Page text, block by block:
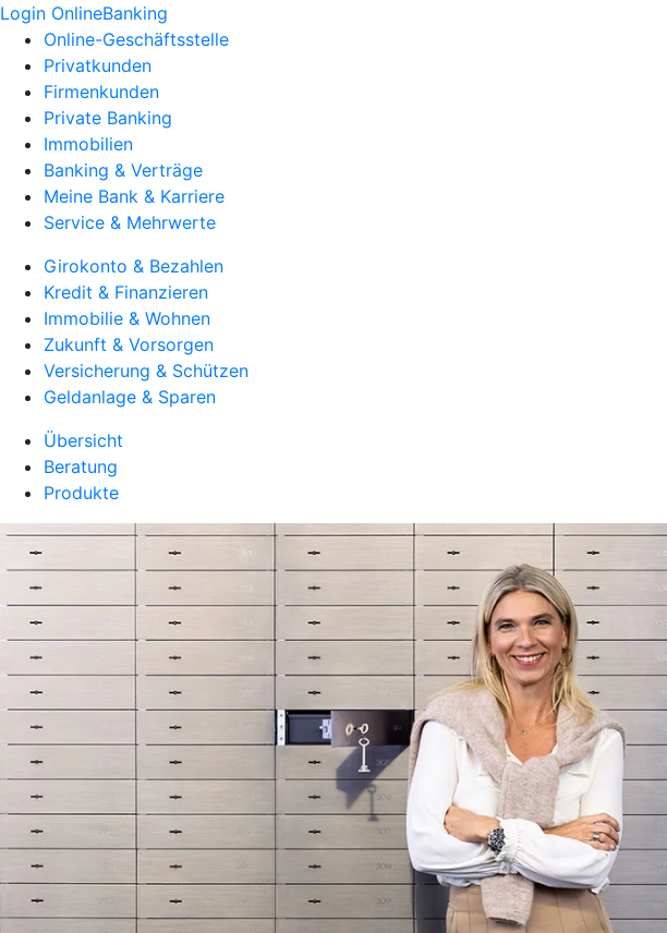
Login OnlineBanking
Online-Geschäftsstelle
Privatkunden
Firmenkunden
Private Banking
Immobilien
Banking & Verträge
Meine Bank & Karriere
Service & Mehrwerte
Girokonto & Bezahlen
Kredit & Finanzieren
Immobilie & Wohnen
Zukunft & Vorsorgen
Versicherung & Schützen
Geldanlage & Sparen
Übersicht
Beratung
Produkte